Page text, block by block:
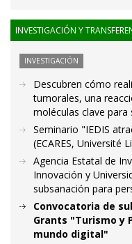
INVESTIGACIÓN Y
INVESTIGACIÓN
Descubren cómo
tumorales, una
moléculas clave para
Seminario "IEDIS
(ECARES, Université
Agencia Estatal de
Innovación y
subsanación para
Convocatoria de
Grants "Turismo y
mundo digital"